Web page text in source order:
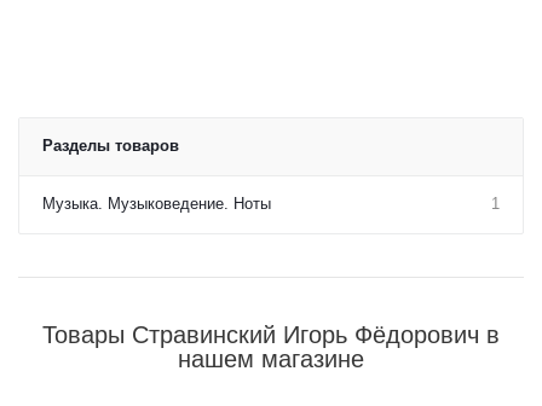
Разделы товаров
Музыка. Музыковедение. Ноты 1
Товары Стравинский Игорь Фёдорович в
нашем магазине